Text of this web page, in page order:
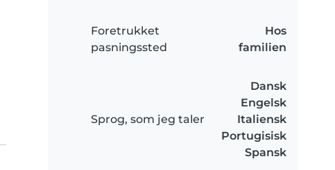
Foretrukket
pasningssted
Hos
familien
Sprog, som jeg taler
Dansk
Engelsk
Italiensk
Portugisisk
Spansk